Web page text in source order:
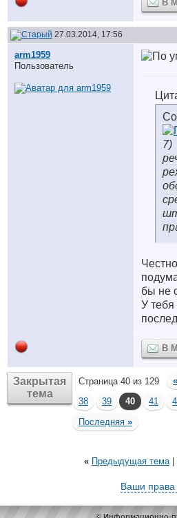
В
27.03.2014, 17:56
arm1959
Пользователь
7)
бы не
У
В
Закрытая
тема
Страница 40 из 129 «
38
39 40 41
Последняя »
« Предыдущая тема|
Ваши права